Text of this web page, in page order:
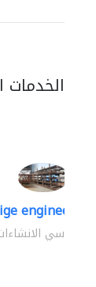
مهندسي